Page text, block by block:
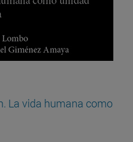
La vida humana como